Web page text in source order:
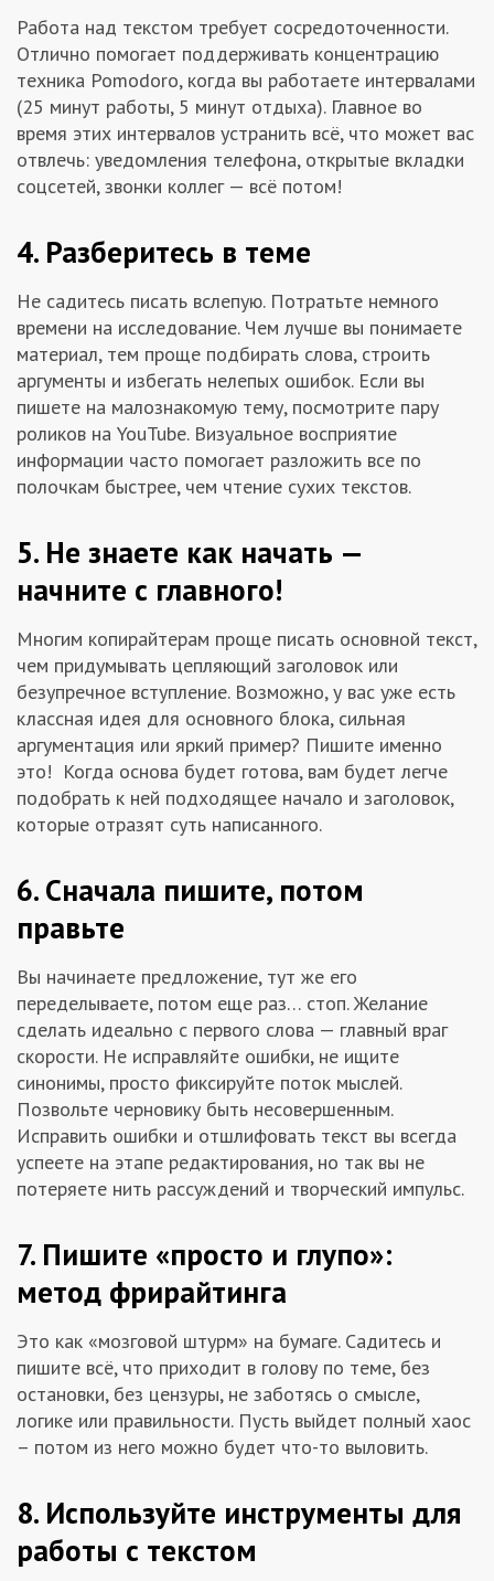
Работа над текстом требует сосредоточенности.
Отлично помогает поддерживать концентрацию
техника Pomodoro, когда вы работаете интервалами
(25 минут работы, 5 минут отдыха). Главное во
время этих интервалов устранить всё, что может вас
отвлечь: уведомления телефона, открытые вкладки
соцсетей, звонки коллег — всё потом!
4. Разберитесь в теме
Не садитесь писать вслепую. Потратьте немного
времени на исследование. Чем лучше вы понимаете
материал, тем проще подбирать слова, строить
аргументы и избегать нелепых ошибок. Если вы
пишете на малознакомую тему, посмотрите пару
роликов на YouTube. Визуальное восприятие
информации часто помогает разложить все по
полочкам быстрее, чем чтение сухих текстов.
5. Не знаете как начать —
начните с главного!
Многим копирайтерам проще писать основной текст,
чем придумывать цепляющий заголовок или
безупречное вступление. Возможно, у вас уже есть
классная идея для основного блока, сильная
аргументация или яркий пример? Пишите именно
это! Когда основа будет готова, вам будет легче
подобрать к ней подходящее начало и заголовок,
которые отразят суть написанного.
6. Сначала пишите, потом
правьте
Вы начинаете предложение, тут же его
переделываете, потом еще раз… стоп. Желание
сделать идеально с первого слова — главный враг
скорости. Не исправляйте ошибки, не ищите
синонимы, просто фиксируйте поток мыслей.
Позвольте черновику быть несовершенным.
Исправить ошибки и отшлифовать текст вы всегда
успеете на этапе редактирования, но так вы не
потеряете нить рассуждений и творческий импульс.
7. Пишите «просто и глупо»:
метод фрирайтинга
Это как «мозговой штурм» на бумаге. Садитесь и
пишите всё, что приходит в голову по теме, без
остановки, без цензуры, не заботясь о смысле,
логике или правильности. Пусть выйдет полный хаос
– потом из него можно будет что-то выловить.
8. Используйте инструменты для
работы с текстом